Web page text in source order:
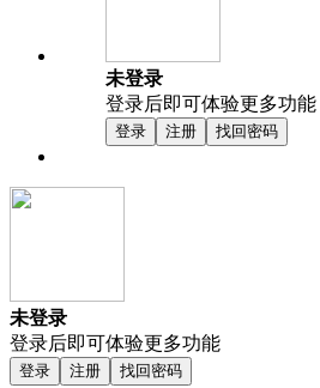
未登录
登录后即可体验更多功能
登录 注册 找回密码
未登录
登录后即可体验更多功能
登录 注册 找回密码